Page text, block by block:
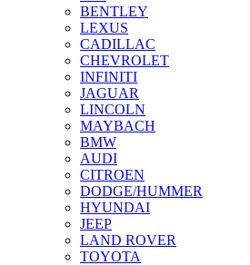
BENTLEY
LEXUS
CADILLAC
CHEVROLET
INFINITI
JAGUAR
LINCOLN
MAYBACH
BMW
AUDI
CITROEN
DODGE/HUMMER
HYUNDAI
JEEP
LAND ROVER
TOYOTA